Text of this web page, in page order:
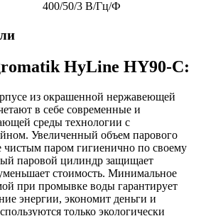
400/50/3 В/Гц/Ф
HyLine HY90-C:
из окрашенной нержавеющей
в себе современные и
среды технологии с
Увеличенный объем парового
паром гигиенично по своему
паровой цилиндр защищает
стоимость. Минимальное
при промывке воды гарантирует
энергии, экономит деньги и
только экологически